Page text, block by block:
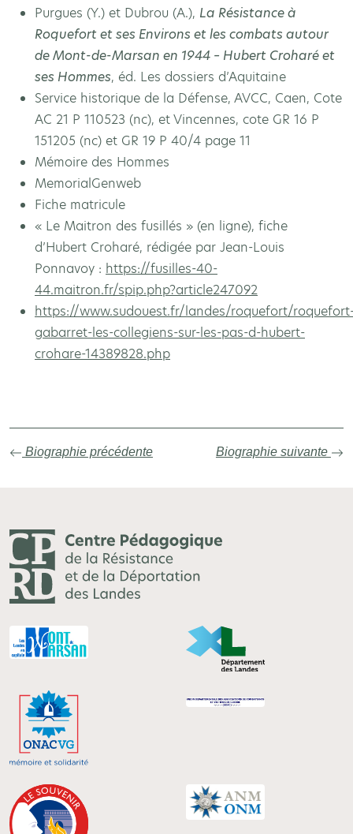
Purgues (Y.) et Dubrou (A.), La Résistance à
Roquefort et ses Environs et les combats autour
de Mont-de-Marsan en 1944 – Hubert Croharé et
ses Hommes, éd. Les dossiers d’Aquitaine
Service historique de la Défense, AVCC, Caen, Cote
AC 21 P 110523 (nc), et Vincennes, cote GR 16 P
151205 (nc) et GR 19 P 40/4 page 11
Mémoire des Hommes
MemorialGenweb
Fiche matricule
« Le Maitron des fusillés » (en ligne), fiche
d’Hubert Croharé, rédigée par Jean-Louis
Ponnavoy : https://fusilles-40-
44.maitron.fr/spip.php?article247092
https://www.sudouest.fr/landes/roquefort/
gabarret-les-collegiens-sur-les-pas-d-hubert-
crohare-14389828.php
Biographie précédente Biographie suivante